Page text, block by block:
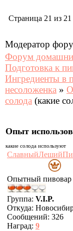
Страница 21 из 21
Модератор
Форум
Подготовка к
Ингредиенты в
несоложенка »
солода (какие
Опыт
какие солода используют
Опытный пивовар
Группа: V.I.P.
Откуда:
Сообщений: 326
Наград: 9